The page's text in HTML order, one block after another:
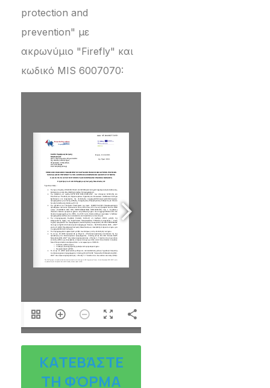
protection and
prevention" με
ακρωνύμιο "Firefly" και
κωδικό MIS 6007070:
ΚΑΤΕΒΆΣΤΕ
ΤΗ ΦΌΡΜΑ